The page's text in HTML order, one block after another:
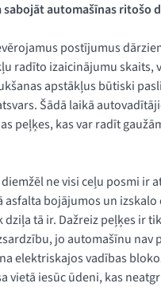
sabojāt automašīnas ritošo
postījumus
radīto izaicinājumu skaits,
apstākļus būtiski
Šādā laikā
peļķes, kas var radīt
ne visi ceļu posmi
asfalta bojājumos un
tā ir. Dažreiz peļķes ir
jo automašīnu
elektriskajos vadības
vietā iesūc ūdeni, kas